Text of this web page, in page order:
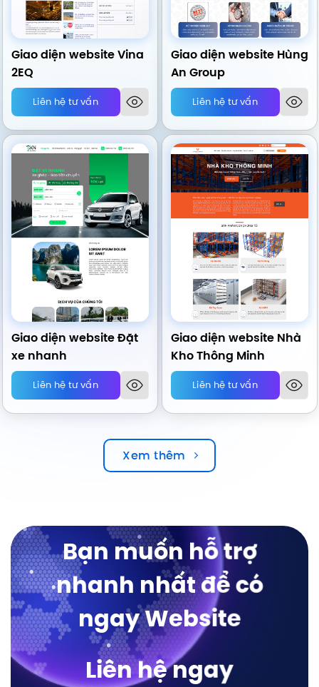
Giao diện website Vina
2EQ
Liên hệ tư vấn
Giao diện website Hùng
An Group
Liên hệ tư vấn
Giao diện website Đặt
xe nhanh
Liên hệ tư vấn
Giao diện website Nhà
Kho Thông Minh
Liên hệ tư vấn
Xem thêm
Bạn muốn hỗ trợ
nhanh nhất để có
ngay Website
Liên hệ ngay